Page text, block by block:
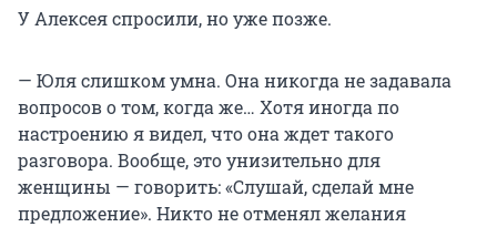
У Алексея спросили, но уже позже.
— Юля слишком умна. Она никогда не задавала
вопросов о том, когда же… Хотя иногда по
настроению я видел, что она ждет такого
разговора. Вообще, это унизительно для
женщины — говорить: «Слушай, сделай мне
предложение». Никто не отменял желания